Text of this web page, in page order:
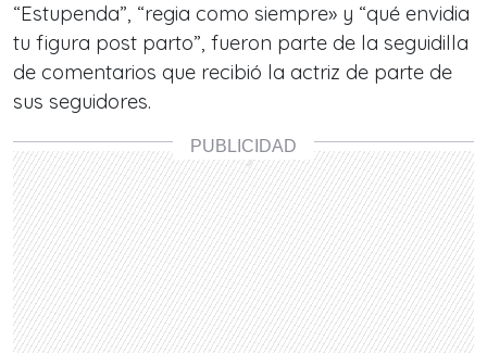
“Estupenda”, “regia como siempre» y “qué envidia
tu figura post parto”, fueron parte de la seguidilla
de comentarios que recibió la actriz de parte de
sus seguidores.